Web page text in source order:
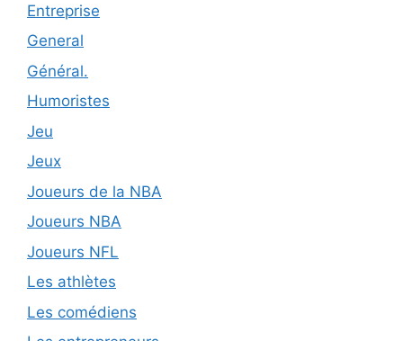
Entreprise
General
Général.
Humoristes
Jeu
Jeux
Joueurs de la NBA
Joueurs NBA
Joueurs NFL
Les athlètes
Les comédiens